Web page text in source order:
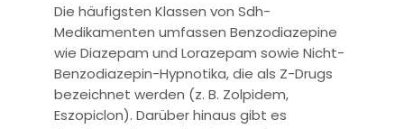
Die häufigsten Klassen von Sdh-
Medikamenten umfassen Benzodiazepine
wie Diazepam und Lorazepam sowie Nicht-
Benzodiazepin-Hypnotika, die als Z-Drugs
bezeichnet werden (z. B. Zolpidem,
Eszopiclon). Darüber hinaus gibt es